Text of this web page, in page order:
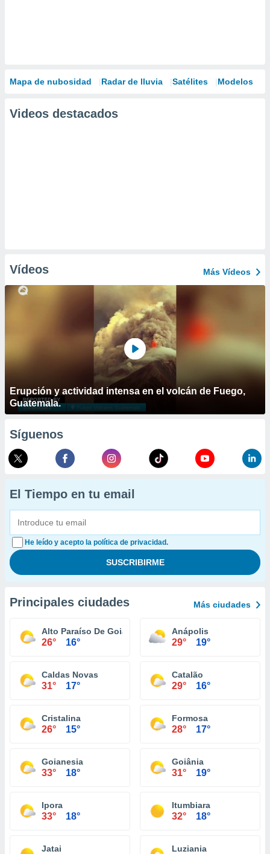
Mapa de nubosidad Radar de lluvia Satélites Modelos
Videos destacados
Vídeos Más Vídeos
Erupción y actividad intensa en el volcán de Fuego,
Guatemala.
Síguenos
El Tiempo en tu email
He leído y acepto la política de privacidad.
Principales ciudades Más ciudades
Alto Paraíso De Goiás
26° 16°
Anápolis
29° 19°
Caldas Novas
31° 17°
Catalão
29° 16°
Cristalina
26° 15°
Formosa
28° 17°
Goianesia
33° 18°
Goiânia
31° 19°
Ipora
33° 18°
Itumbiara
32° 18°
Jatai Luziania